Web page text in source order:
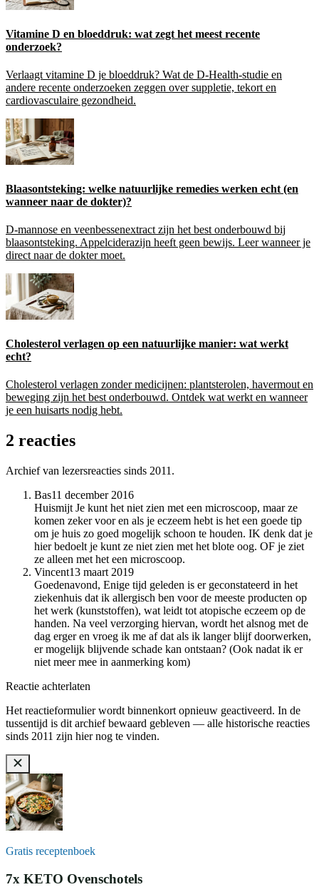
Vitamine D en bloeddruk: wat zegt het meest recente
onderzoek?
Verlaagt vitamine D je bloeddruk? Wat de D-Health-studie en
andere recente onderzoeken zeggen over suppletie, tekort en
cardiovasculaire gezondheid.
Blaasontsteking: welke natuurlijke remedies werken echt (en
wanneer naar de dokter)?
D-mannose en veenbessenextract zijn het best onderbouwd bij
blaasontsteking. Appelciderazijn heeft geen bewijs. Leer wanneer je
direct naar de dokter moet.
Cholesterol verlagen op een natuurlijke manier: wat werkt
echt?
Cholesterol verlagen zonder medicijnen: plantsterolen, havermout en
beweging zijn het best onderbouwd. Ontdek wat werkt en wanneer
je een huisarts nodig hebt.
2 reacties
Archief van lezersreacties sinds 2011.
Bas11 december 2016
Huismijt Je kunt het niet zien met een microscoop, maar ze
komen zeker voor en als je eczeem hebt is het een goede tip
om je huis zo goed mogelijk schoon te houden. IK denk dat je
hier bedoelt je kunt ze niet zien met het blote oog. OF je ziet
ze alleen met het een microscoop.
Vincent13 maart 2019
Goedenavond, Enige tijd geleden is er geconstateerd in het
ziekenhuis dat ik allergisch ben voor de meeste producten op
het werk (kunststoffen), wat leidt tot atopische eczeem op de
handen. Na veel verzorging hiervan, wordt het alsnog met de
dag erger en vroeg ik me af dat als ik langer blijf doorwerken,
er mogelijk blijvende schade kan ontstaan? (Ook nadat ik er
niet meer mee in aanmerking kom)
Reactie achterlaten
Het reactieformulier wordt binnenkort opnieuw geactiveerd. In de
tussentijd is dit archief bewaard gebleven — alle historische reacties
sinds 2011 zijn hier nog te vinden.
Gratis receptenboek
7x KETO Ovenschotels